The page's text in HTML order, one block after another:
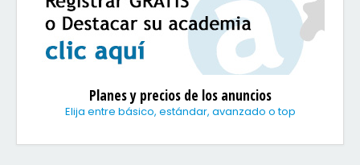
Planes y precios de los anuncios
Elija entre básico, estándar, avanzado o top